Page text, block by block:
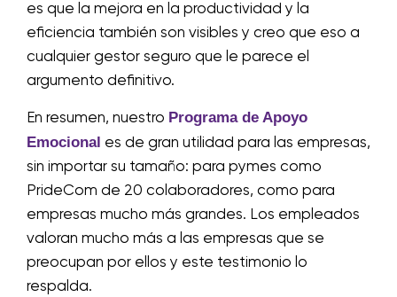
es que la mejora en la productividad y la
eficiencia también son visibles y creo que eso a
cualquier gestor seguro que le parece el
argumento definitivo.
En resumen, nuestro Programa de Apoyo
Emocional es de gran utilidad para las empresas,
sin importar su tamaño: para pymes como
PrideCom de 20 colaboradores, como para
empresas mucho más grandes. Los empleados
valoran mucho más a las empresas que se
preocupan por ellos y este testimonio lo
respalda.